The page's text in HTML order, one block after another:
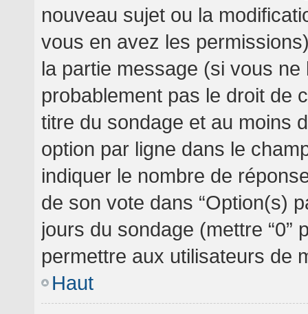
nouveau sujet ou la
vous en avez les
la partie message (si vous ne
probablement pas le droit de
titre du sondage et au moins
option par ligne dans le
indiquer le nombre de
de son vote dans “Option(s)
jours du sondage (mettre “0”
permettre aux utilisateurs de
Haut